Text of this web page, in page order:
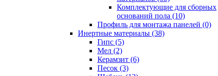
Комплектующие для сборных
оснований пола (10)
Профиль для монтажа панелей (0)
Инертные материалы (38)
Гипс (5)
Мел (2)
Керамзит (6)
Песок (3)